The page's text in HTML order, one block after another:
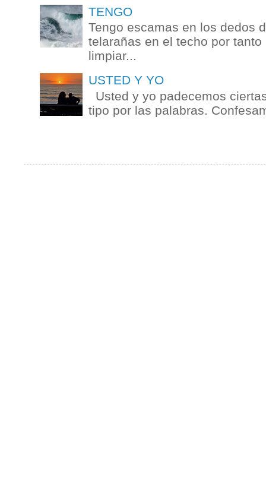
TENGO
Tengo escamas en los dedos
telarañas en el techo por
limpiar...
USTED Y YO
Usted y yo padecemos
tipo por las palabras.